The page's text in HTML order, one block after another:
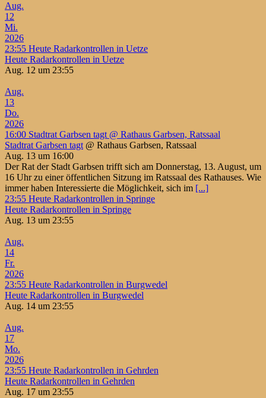
Aug.
12
Mi.
2026
23:55 Heute Radarkontrollen in Uetze
Heute Radarkontrollen in Uetze
Aug. 12 um 23:55
Aug.
13
Do.
2026
16:00 Stadtrat Garbsen tagt @ Rathaus Garbsen, Ratssaal
Stadtrat Garbsen tagt @ Rathaus Garbsen, Ratssaal
Aug. 13 um 16:00
Der Rat der Stadt Garbsen trifft sich am Donnerstag, 13. August, um
16 Uhr zu einer öffentlichen Sitzung im Ratssaal des Rathauses. Wie
immer haben Interessierte die Möglichkeit, sich im [...]
23:55 Heute Radarkontrollen in Springe
Heute Radarkontrollen in Springe
Aug. 13 um 23:55
Aug.
14
Fr.
2026
23:55 Heute Radarkontrollen in Burgwedel
Heute Radarkontrollen in Burgwedel
Aug. 14 um 23:55
Aug.
17
Mo.
2026
23:55 Heute Radarkontrollen in Gehrden
Heute Radarkontrollen in Gehrden
Aug. 17 um 23:55